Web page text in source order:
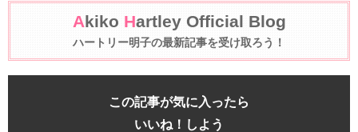
Akiko Hartley Official Blog
ハートリー明子の最新記事を受け取ろう！
この記事が気に入ったら
いいね！しよう